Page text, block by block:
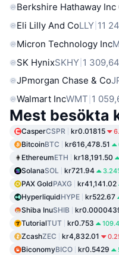
Berkshire Hathaway Inc
Eli Lilly And CoLLY 11
Micron Technology Inc
SK HynixSKHY 1
JPmorgan Chase & Co
Walmart IncWMT 1
Mest besökta
CasperCSPR kr0.01815
BitcoinBTC kr616,478.51
EthereumETH kr18,191.50
SolanaSOL kr721.94
PAX GoldPAXG kr41,141.02
HyperliquidHYPE kr522.67
Shiba InuSHIB
TutorialTUT kr0.753
ZcashZEC kr4,832.01
BiconomyBICO kr0.5429